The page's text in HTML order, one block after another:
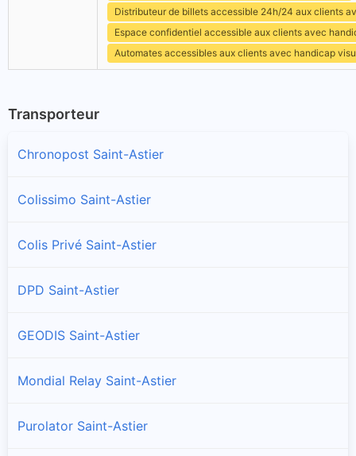
Distributeur de billets accessible 24h/24 aux clients
Espace confidentiel accessible aux clients avec
Automates accessibles aux clients avec handicap
Transporteur
Chronopost Saint-Astier
Colissimo Saint-Astier
Colis Privé Saint-Astier
DPD Saint-Astier
GEODIS Saint-Astier
Mondial Relay Saint-Astier
Purolator Saint-Astier